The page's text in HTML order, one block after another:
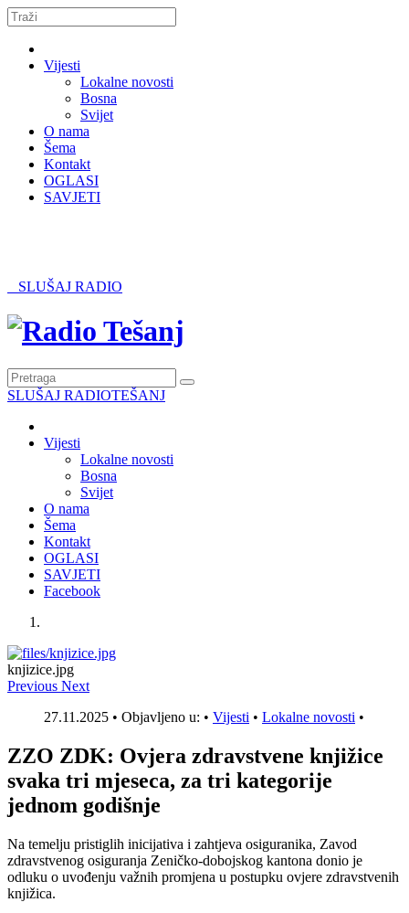
Vijesti
Lokalne novosti
Bosna
Svijet
O nama
Šema
Kontakt
OGLASI
SAVJETI
SLUŠAJ RADIO
SLUŠAJ RADIOTEŠANJ
Vijesti
Lokalne novosti
Bosna
Svijet
O nama
Šema
Kontakt
OGLASI
SAVJETI
Facebook
knjizice.jpg
Previous Next
27.11.2025 • Objavljeno u: • Vijesti • Lokalne novosti •
ZZO ZDK: Ovjera zdravstvene knjižice
svaka tri mjeseca, za tri kategorije
jednom godišnje
Na temelju pristiglih inicijativa i zahtjeva osiguranika, Zavod
zdravstvenog osiguranja Zeničko-dobojskog kantona donio je
odluku o uvođenju važnih promjena u postupku ovjere zdravstvenih
knjižica.